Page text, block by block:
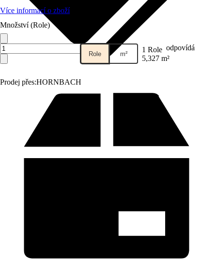
Prodej přes:HORNBACH
Více informací o zboží
Množství (Role)
Role m² 1 Role odpovídá
5,327 m²